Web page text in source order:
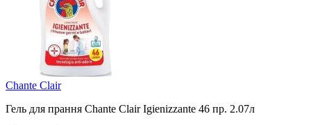
Chante Clair
Гель для прання Chante Clair Igienizzante 46 пр. 2.07л